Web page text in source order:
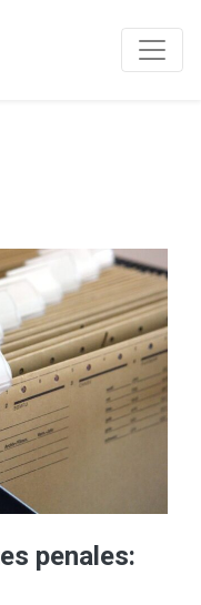
penales: